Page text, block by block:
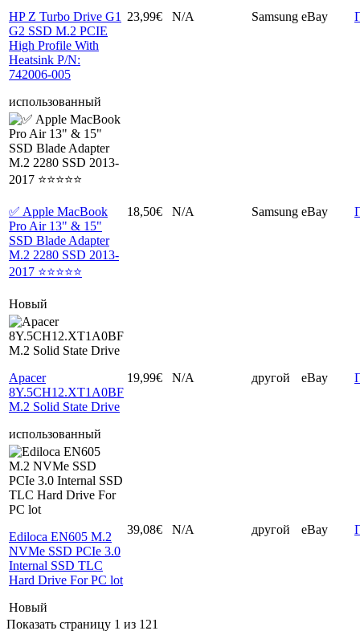
HP Z Turbo Drive G1
G2 SSD M.2 PCIE
High Profile With
Heatsink P/N:
742006-005
использованный
23,99€ N/A Samsung eBay
✅ Apple MacBook
Pro Air 13" & 15"
SSD Blade Adapter
M.2 2280 SSD 2013-
2017 ⭐⭐⭐⭐⭐
Новый
18,50€ N/A Samsung eBay
Apacer
8Y.5CH12.XT1A0BF
M.2 Solid State Drive
использованный
19,99€ N/A другой eBay
Ediloca EN605 M.2
NVMe SSD PCIe 3.0
Internal SSD TLC
Hard Drive For PC lot
Новый
39,08€ N/A другой eBay
Показать страницу 1 из 121